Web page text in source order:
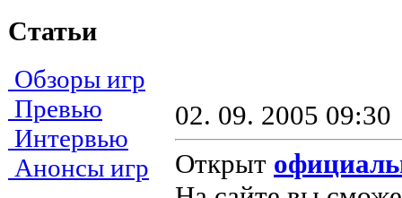
Статьи
Обзоры игр
Превью
Интервью
Анонсы игр
02. 09. 2005 09:30
Открыт